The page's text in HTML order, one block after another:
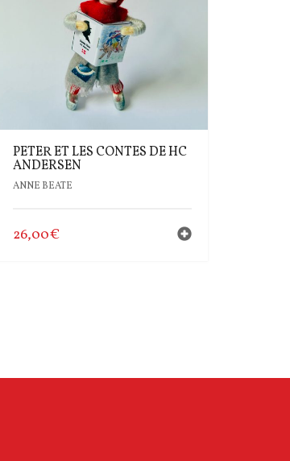
PETER ET LES CONTES DE HC
ANDERSEN
ANNE BEATE
26,00€